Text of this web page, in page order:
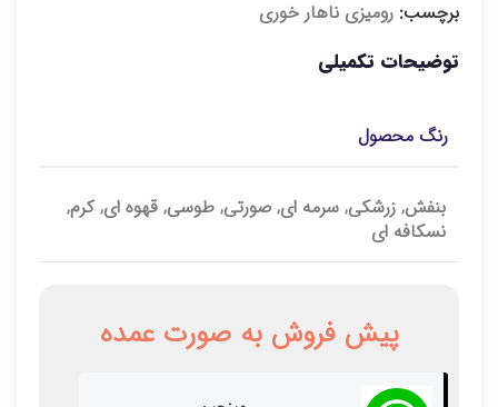
برچسب: رومیزی ناهار خوری
توضیحات تکمیلی
رنگ محصول
بنفش, زرشکی, سرمه ای, صورتی, طوسی, قهوه ای, کرم,
نسکافه ای
پیش فروش به صورت عمده